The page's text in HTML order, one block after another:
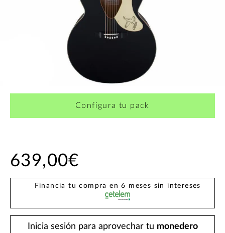
¿Quieres crearte tu propio pack?
Configura tu pack
639,00€
Financia tu compra en 6 meses sin intereses
Inicia sesión para aprovechar tu monedero